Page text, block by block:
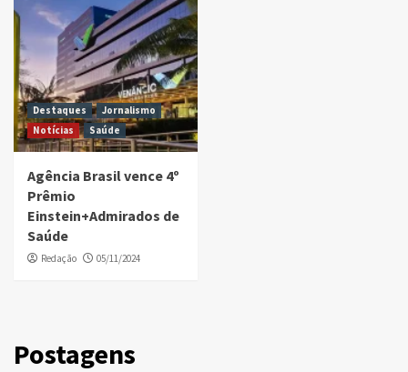
Destaques
Jornalismo
Notícias
Saúde
Agência Brasil vence 4º
Prêmio
Einstein+Admirados de
Saúde
Redação 05/11/2024
Postagens